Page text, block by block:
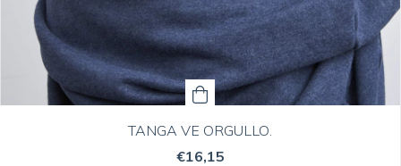
TANGA VE ORGULLO.
€16,15